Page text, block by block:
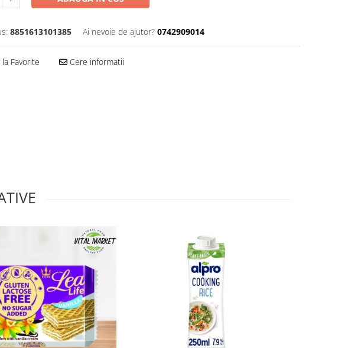
8851613101385 Ai nevoie de ajutor? 0742909014
la Favorite Cere informatii